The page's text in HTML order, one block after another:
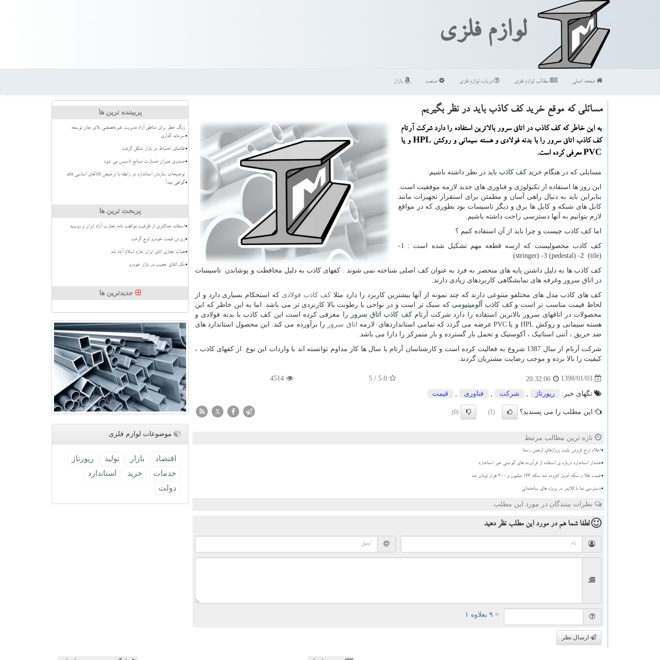
لوازم فلزی
صفحه اصلی مطالب لوازم فلزی درباره لوازم فلزی صنعت بازار
مسائلی كه موقع خرید كف كاذب باید در نظر بگیریم
به این خاطر كه كف كاذب در اتاق سرور بالاترین استفاده را دارد شركت آرتام
كف كاذب اتاق سرور را با بدنه فولادی و هسته سیمانی و روكش HPL و یا
PVC معرفی كرده است.
مسایلی كه در هنگام خرید کف کاذب باید در نظر داشته باشیم:
این روز ها استفاده از تکنولوژی و فناوری های جدید لازمه موفقیت است.
بنابراین باید به دنبال راهی آسان و مطمئن برای استقرار تجهیزات مانند
کابل های شبکه و کابل ها برق و دیگر تاسیسات بود بطوری که در مواقع
لازم بتوانیم به آنها دسترسی راحت داشته باشیم.
اما کف کاذب چیست و چرا باید از آن استفاده کنیم ؟
کف کاذب محصولیست که ازسه قطعه مهم تشکیل شده است : 1
-
(
(tile
2
- (
pedestal
)
3
-
(stringer)
کف کاذب ها به دلیل داشتن پایه های منحصر به فرد به عنوان کف اصلی شناخته نمی شوند . کفهای کاذب به دلیل محافظت و پوشاندن تاسیسات
در اتاق سرور وغرفه های نمایشگاهی کاربردهای زیادی دارند.
کف های کاذب مدل های مختلفو متنوعی دارند که چند نمونه از آنها بیشترین کاربرد را دارد مثلا کف کاذب فولادی که استحکام بسیاری دارد و از
لحاظ قیمت مناسب تر است وکف کاذب آلومینیومی که سبک تر است و در نواحی با رطوبت بالا کاربردی تر می باشد. اما به این خاطر که این
محصولات در اتاقهای سرور بالاترین استفاده را دارد شرکت آرتامکف کاذب اتاق سرور
را معرفی کرده است این کف کاذب با بدنه فولادی و
هسته سیمانی و روکش HPL و یا PVCعرضه می گردد که تمامی استانداردهای لازمه اتاق سرور را برآورده می کند. این محصول استاندارد های
ضد حریق ، آنتی استاتیک ، آکوستیک و تحمل بار گسترده و بار متمرکز را دارا می باشد.
شرکت آرتام از سال 1387 شروع به فعالیت کرده است و کارشناسان آرتام با سال ها کار مداوم توانسته اند با واردات این نوع از کفهای کاذب ،
کیفیت را بالا برده و موجب رضایت مشتریان گردند.
1398/01/03
20:32:06
5.0
/ 5
4514
تگهای خبر: رپورتاژ شركت فناوری قیمت
این مطلب را می پسندید؟ (1)
(0)
X
تازه ترین مطالب مرتبط
اعلام نرخ فروش بلیت پروازهای اربعین رسما
هشدار استاندارد درباره ی استفاده از فرآورده های گوشتی غیر استاندارد
قیمت طلا و سکه امروز افزوده شد سکه ۱۶۶ میلیون و ۲۰۰ هزار تومان شد
دسترسی نما با کلایمر در پروژه های ساختمانی
نظرات بینندگان در مورد این مطلب
لطفا شما همدر مورد این مطلب نظر دهید
= ۹ بعلاوه ۱
ارسال نظر
پربیننده ترین ها
زنگ خطر برای مناطق آزاد مدیریت غیرتخصصی بلای جان توسعه
سرمایه گذاری
تقاضای احتیاط در بازار شکل گرفت
صندوق جبران خسارت صنایع تاسیس می شود
توضیحات سازمان استاندارد در رابطه با ترخیص کالاهای اساسی فاقد
گواهی مبدأ
پربحث ترین ها
استفاده حداکثری از ظرفیت موافقت نامه تجارت آزاد ایران و روسیه
ریزش قیمت خودرو اوج گرفت
هیات تجاری اتاق ایران عازم اسلام آباد شد
بک اتفاق عجیب در بازار خودرو
جدیدترین ها
موضوعات لوازم فلزی
اقتصاد بازار تولید
رپورتاژ
خدمات
خرید
استاندارد
دولت